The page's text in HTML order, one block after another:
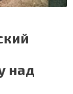
над